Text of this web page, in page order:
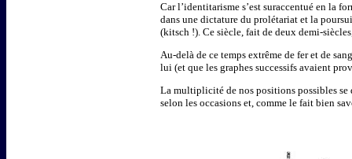
Car l’identitarisme s’est suraccentué en la
dans une dictature du prolétariat et la
(kitsch !). Ce siècle, fait de deux demi-
Au-delà de ce temps extrême de fer et de
lui (et que les graphes successifs avaient
La multiplicité de nos positions possibles se
selon les occasions et, comme le fait bien